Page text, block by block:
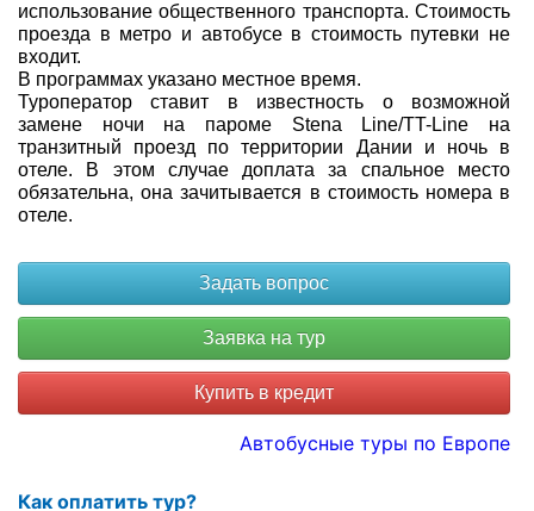
использование общественного транспорта. Стоимость
проезда в метро и автобусе в стоимость путевки не
входит.
В программах указано местное время.
Туроператор ставит в известность о возможной
замене ночи на пароме Stena Line/TT-Line на
транзитный проезд по территории Дании и ночь в
отеле. В этом случае доплата за спальное место
обязательна, она зачитывается в стоимость номера в
отеле.
Купить в кредит
Автобусные туры по Европе
Как оплатить тур?